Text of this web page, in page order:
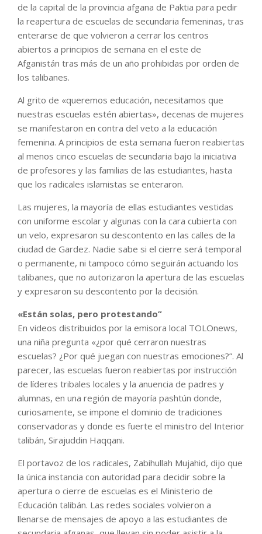
de la capital de la provincia afgana de Paktia para pedir
la reapertura de escuelas de secundaria femeninas, tras
enterarse de que volvieron a cerrar los centros
abiertos a principios de semana en el este de
Afganistán tras más de un año prohibidas por orden de
los talibanes.
Al grito de «queremos educación, necesitamos que
nuestras escuelas estén abiertas», decenas de mujeres
se manifestaron en contra del veto a la educación
femenina. A principios de esta semana fueron reabiertas
al menos cinco escuelas de secundaria bajo la iniciativa
de profesores y las familias de las estudiantes, hasta
que los radicales islamistas se enteraron.
Las mujeres, la mayoría de ellas estudiantes vestidas
con uniforme escolar y algunas con la cara cubierta con
un velo, expresaron su descontento en las calles de la
ciudad de Gardez. Nadie sabe si el cierre será temporal
o permanente, ni tampoco cómo seguirán actuando los
talibanes, que no autorizaron la apertura de las escuelas
y expresaron su descontento por la decisión.
«Están solas, pero protestando”
En videos distribuidos por la emisora local TOLOnews,
una niña pregunta «¿por qué cerraron nuestras
escuelas? ¿Por qué juegan con nuestras emociones?”. Al
parecer, las escuelas fueron reabiertas por instrucción
de líderes tribales locales y la anuencia de padres y
alumnas, en una región de mayoría pashtún donde,
curiosamente, se impone el dominio de tradiciones
conservadoras y donde es fuerte el ministro del Interior
talibán, Sirajuddin Haqqani.
El portavoz de los radicales, Zabihullah Mujahid, dijo que
la única instancia con autoridad para decidir sobre la
apertura o cierre de escuelas es el Ministerio de
Educación talibán. Las redes sociales volvieron a
llenarse de mensajes de apoyo a las estudiantes de